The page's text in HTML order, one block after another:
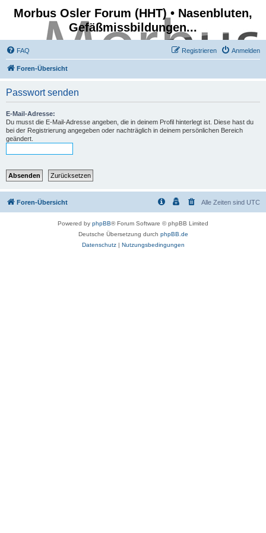
Morbus Osler Forum (HHT) • Nasenbluten,
Gefäßmissbildungen...
FAQ Anmelden
Registrieren
Foren-Übersicht
Passwort senden
E-Mail-Adresse:
Du musst die E-Mail-Adresse angeben, die in deinem Profil hinterlegt ist. Diese hast du
bei der Registrierung angegeben oder nachträglich in deinem persönlichen Bereich
geändert.
Foren-Übersicht Alle Zeiten sind UTC
Powered by phpBB® Forum Software © phpBB Limited
Deutsche Übersetzung durch phpBB.de
Datenschutz| Nutzungsbedingungen